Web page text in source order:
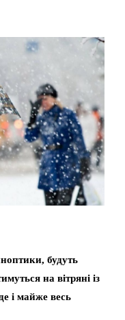
будуть
на вітряні із
і майже весь